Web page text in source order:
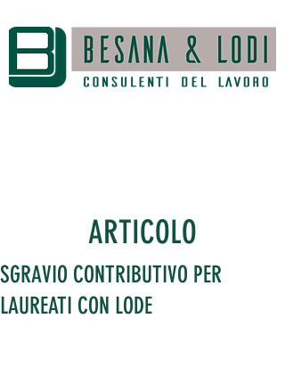
ARTICOLO
SGRAVIO CONTRIBUTIVO PER
LAUREATI CON LODE